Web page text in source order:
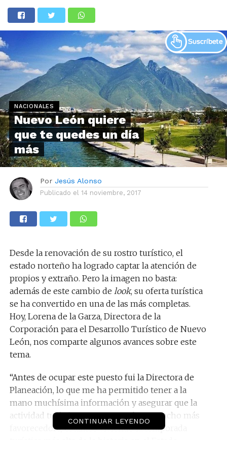
NACIONALES
Nuevo León quiere
que te quedes un día
más
Por Jesús Alonso
Publicado el 14 noviembre, 2017
Desde la renovación de su rostro turístico, el
estado norteño ha logrado captar la atención de
propios y extraño. Pero la imagen no basta:
además de este cambio de look, su oferta turística
se ha convertido en una de las más completas.
Hoy, Lorena de la Garza, Directora de la
Corporación para el Desarrollo Turístico de Nuevo
León, nos comparte algunos avances sobre este
tema.
“Antes de ocupar este puesto fui la Directora de
Planeación, lo que me ha permitido tener a la
mano muchísima información y asegurar que la
actividad turística en Nuevo León es mucho más
favorecedora, estamos viviendo la temporada
CONTINUAR LEYENDO